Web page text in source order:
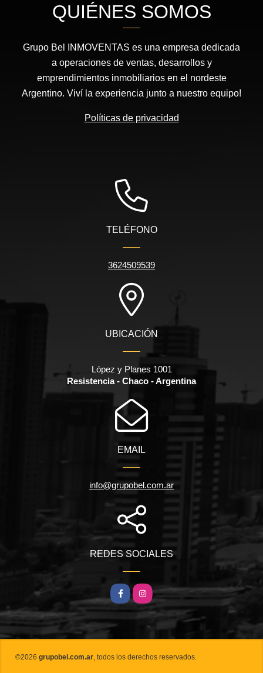
QUIÉNES SOMOS
Grupo Bel INMOVENTAS es una empresa dedicada
a operaciones de ventas, desarrollos y
emprendimientos inmobiliarios en el nordeste
Argentino. Viví la experiencia junto a nuestro equipo!
Políticas de privacidad
TELÉFONO
3624509539
UBICACIÓN
López y Planes 1001
Resistencia - Chaco - Argentina
EMAIL
info@grupobel.com.ar
REDES SOCIALES
FacebookInstagram
©2026 grupobel.com.ar , todos los derechos reservados.